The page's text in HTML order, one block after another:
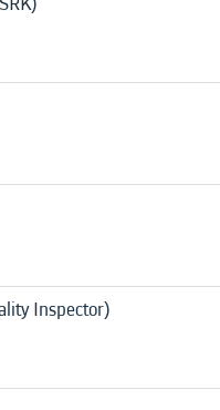
Inspector)